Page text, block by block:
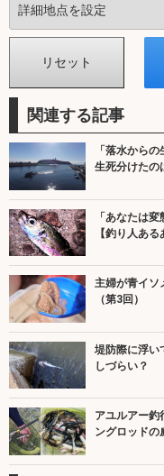
関連する記事
「落水から
生死分けたの
「あなたは
【釣り人ある
主婦が青イ
（第3回）
堤防際に浮
しづらい？
アユルアー釣
ングロッドの